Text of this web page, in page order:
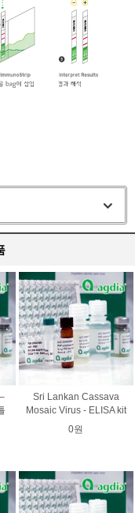
Sri Lankan Cassava
Mosaic Virus - ELISA kit
0원